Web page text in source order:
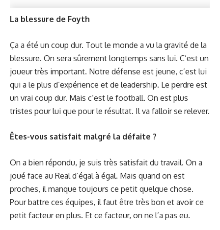
La blessure de Foyth
Ça a été un coup dur. Tout le monde a vu la gravité de la
blessure. On sera sûrement longtemps sans lui. C’est un
joueur très important. Notre défense est jeune, c’est lui
qui a le plus d’expérience et de leadership. Le perdre est
un vrai coup dur. Mais c’est le football. On est plus
tristes pour lui que pour le résultat. Il va falloir se relever.
Êtes-vous satisfait malgré la défaite ?
On a bien répondu, je suis très satisfait du travail. On a
joué face au Real d’égal à égal. Mais quand on est
proches, il manque toujours ce petit quelque chose.
Pour battre ces équipes, il faut être très bon et avoir ce
petit facteur en plus. Et ce facteur, on ne l’a pas eu.